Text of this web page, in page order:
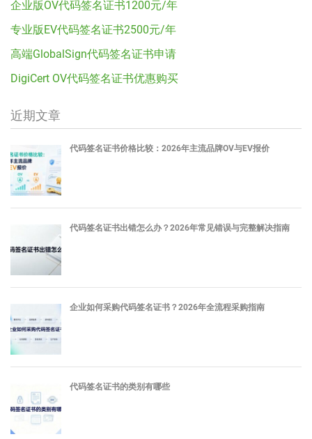
企业版OV代码签名证书1200元/年
专业版EV代码签名证书2500元/年
高端GlobalSign代码签名证书申请
DigiCert OV代码签名证书优惠购买
近期文章
代码签名证书价格比较：2026年主流品牌OV与EV报价
代码签名证书出错怎么办？2026年常见错误与完整解决指南
企业如何采购代码签名证书？2026年全流程采购指南
代码签名证书的类别有哪些